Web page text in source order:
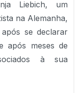
Liebich, um
na Alemanha,
se declarar
após meses de
à sua